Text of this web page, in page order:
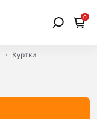
0
Куртки